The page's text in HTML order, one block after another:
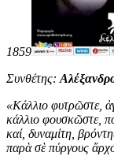
1859
Συνθέτης:
«Κάλλιο φυτρῶστε,
κάλλιο φουσκῶστε,
καί, δυναμίτη,
παρὰ σὲ πύργους